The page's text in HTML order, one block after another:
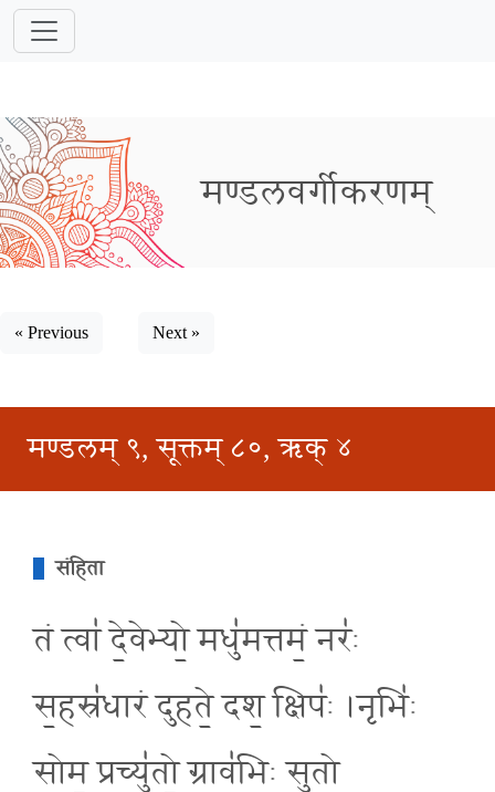
मण्डलवर्गीकरणम्
« Previous Next »
मण्डलम् ९, सूक्तम् ८०, ऋक् ४
संहिता
तं त्वा॑ दे॒वेभ्यो॒ मधु॑मत्तमं॒ नरः॑
स॒हस्र॑धारं दुहते॒ दश॒ क्षिपः॑ ।नृभि॑ः
सोम॒ प्रच्यु॑तो॒ ग्राव॑भिः सु॒तो